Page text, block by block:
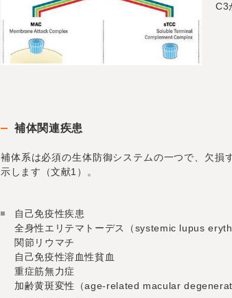
C3
補体関連疾患
補体系は必須の生体防御システムの一つで、欠損
示します（文献1）。
自己免疫性疾患
全身性エリテマトーデス（systemic lupus
関節リウマチ
自己免疫性溶血性貧血
重症筋無力症
加齢黄斑変性（age-related macular